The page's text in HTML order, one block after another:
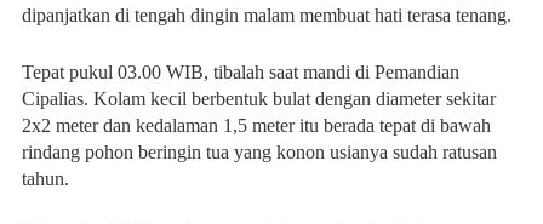
dipanjatkan di tengah dingin malam membuat hati terasa tenang.
Tepat pukul 03.00 WIB, tibalah saat mandi di Pemandian
Cipalias. Kolam kecil berbentuk bulat dengan diameter sekitar
2x2 meter dan kedalaman 1,5 meter itu berada tepat di bawah
rindang pohon beringin tua yang konon usianya sudah ratusan
tahun.